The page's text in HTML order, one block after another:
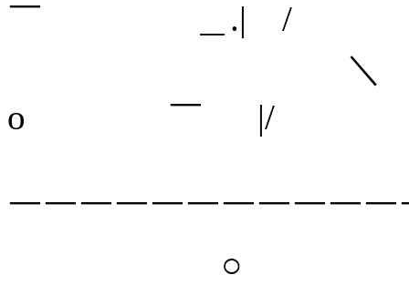
￣ ＿.| /
＼ ＼＼
o ￣ |/
￣￣￣￣￣￣￣￣￣￣￣
○ ＼ ＼